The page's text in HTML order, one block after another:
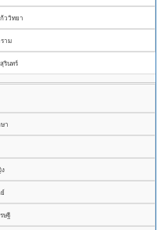
ก้ววิทยา
าม
รินทร์
า
ษฐี